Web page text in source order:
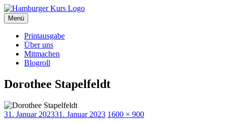
Zum
Inhalt
springen
Hamburger Kurs
SPD Hamburg Blog
Menü
Printausgabe
Über uns
Mitmachen
Blogroll
Dorothee Stapelfeldt
Veröffentlicht
31. Januar 202331. Januar 2023 Originalgröße
1600 × 900